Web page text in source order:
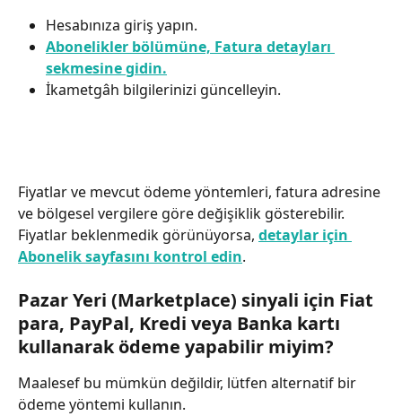
Hesabınıza giriş yapın.
Abonelikler bölümüne, Fatura detayları
sekmesine gidin.
İkametgâh bilgilerinizi güncelleyin.
Fiyatlar ve mevcut ödeme yöntemleri, fatura adresine
ve bölgesel vergilere göre değişiklik gösterebilir.
Fiyatlar beklenmedik görünüyorsa, detaylar için
Abonelik sayfasını kontrol edin.
Pazar Yeri (Marketplace) sinyali için Fiat
para, PayPal, Kredi veya Banka kartı
kullanarak ödeme yapabilir miyim?
Maalesef bu mümkün değildir, lütfen alternatif bir
ödeme yöntemi kullanın.